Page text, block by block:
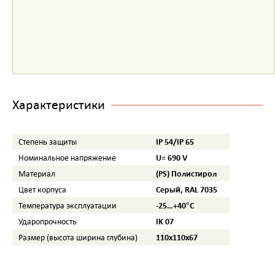
Характеристики
Степень защиты IP 54/IP 65
Номинальное напряжение U= 690 V
Материал (PS) Полистирол
Цвет корпуса Серый, RAL 7035
Температура эксплуатации -25…+40°С
Ударопрочность IK 07
Размер (высота ширина глубина) 110х110х67